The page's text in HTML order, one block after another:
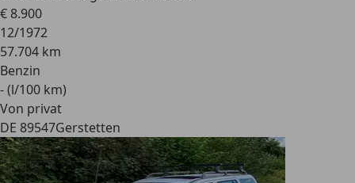
€ 8.900
12/1972
57.704 km
Benzin
- (l/100 km)
Von privat
DE 89547Gerstetten